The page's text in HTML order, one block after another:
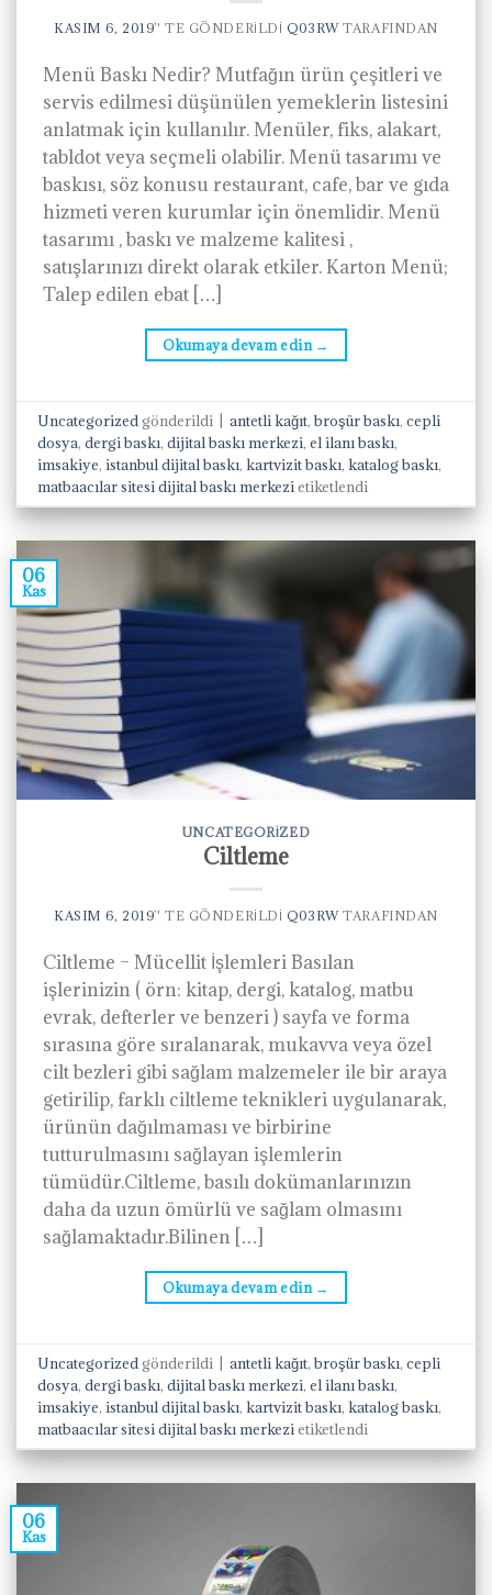
KASIM 6, 2019’' TE GÖNDERILDI Q03RWTARAFINDAN
Menü Baskı Nedir? Mutfağın ürün çeşitleri ve
servis edilmesi düşünülen yemeklerin listesini
anlatmak için kullanılır. Menüler, fiks, alakart,
tabldot veya seçmeli olabilir. Menü tasarımı ve
baskısı, söz konusu restaurant, cafe, bar ve gıda
hizmeti veren kurumlar için önemlidir. Menü
tasarımı , baskı ve malzeme kalitesi ,
satışlarınızı direkt olarak etkiler. Karton Menü;
Talep edilen ebat […]
Okumaya devam edin →
Uncategorizedgönderildi | antetli kağıt,broşür baskı,cepli
dosya,dergi baskı,dijital baskı merkezi,el ilanı baskı,
imsakiye,istanbul dijital baskı,kartvizit baskı,katalog baskı,
matbaacılar sitesi dijital baskı merkezietiketlendi
06
Kas
UNCATEGORIZED
Ciltleme
KASIM 6, 2019’' TE GÖNDERILDI Q03RWTARAFINDAN
Ciltleme – Mücellit İşlemleri Basılan
işlerinizin ( örn: kitap, dergi, katalog, matbu
evrak, defterler ve benzeri ) sayfa ve forma
sırasına göre sıralanarak, mukavva veya özel
cilt bezleri gibi sağlam malzemeler ile bir araya
getirilip, farklı ciltleme teknikleri uygulanarak,
ürünün dağılmaması ve birbirine
tutturulmasını sağlayan işlemlerin
tümüdür.Ciltleme, basılı dokümanlarınızın
daha da uzun ömürlü ve sağlam olmasını
sağlamaktadır.Bilinen […]
Okumaya devam edin →
Uncategorizedgönderildi | antetli kağıt,broşür baskı,cepli
dosya,dergi baskı,dijital baskı merkezi,el ilanı baskı,
imsakiye,istanbul dijital baskı,kartvizit baskı,katalog baskı,
matbaacılar sitesi dijital baskı merkezietiketlendi
06
Kas